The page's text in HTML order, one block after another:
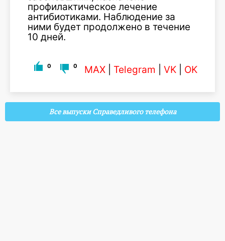
профилактическое лечение
антибиотиками. Наблюдение за
ними будет продолжено в течение
10 дней.
0 0 MAX Telegram VK OK
Все выпуски Справедливого телефона